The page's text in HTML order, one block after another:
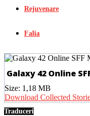
Rejuvenare
Falia
Galaxy 42 Online
Size: 1,18 MB
Download Collected
Traduceri